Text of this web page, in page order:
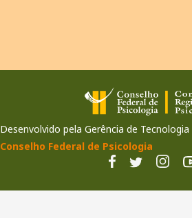
Desenvolvido pela Gerência de
Conselho Federal de Psicologia